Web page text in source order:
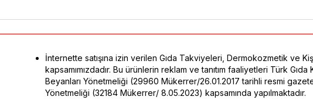
İnternette satışına izin verilen Gıda Takviyeleri, Dermokozmetik ve
kapsamımızdadır. Bu ürünlerin reklam ve tanıtım faaliyetleri Türk
Beyanları Yönetmeliği (29960 Mükerrer/26.01.2017 tarihli resmi
Yönetmeliği (32184 Mükerrer/ 8.05.2023) kapsamında yapılmaktadır.